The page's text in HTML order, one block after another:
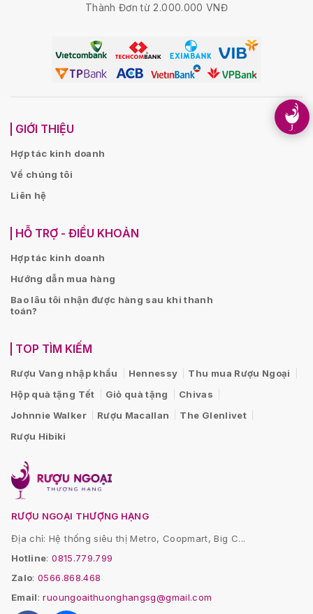
Thành Đơn từ 2.000.000 VNĐ
GIỚI THIỆU
Hợp tác kinh doanh
Về chúng tôi
Liên hệ
HỖ TRỢ - ĐIỀU KHOẢN
Hợp tác kinh doanh
Hướng dẫn mua hàng
Bao lâu tôi nhận được hàng sau khi thanh
toán?
TOP TÌM KIẾM
Rượu Vang nhập khẩu Hennessy
Thu mua Rượu Ngoại
Hộp quà tặng Tết
Giỏ quà tặng
Chivas
Johnnie Walker
Rượu Macallan
The Glenlivet
Rượu Hibiki
RƯỢU NGOẠI THƯỢNG HẠNG
Địa chỉ: Hệ thống siêu thị Metro, Coopmart, Big C...
Hotline:0815.779.799
Zalo:0566.868.468
Email:ruoungoaithuonghangsg@gmail.com